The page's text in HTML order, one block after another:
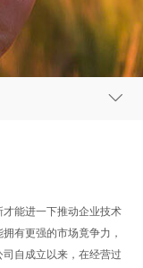
能进一下推动企业技术
有更强的市场竟争力，
自成立以来，在经营过